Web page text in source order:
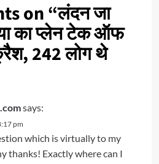
on “लंदन जा
का प्लेन टेक ऑफ
242 लोग थे
says:
pm
which is virtually to my
thanks! Exactly where can I